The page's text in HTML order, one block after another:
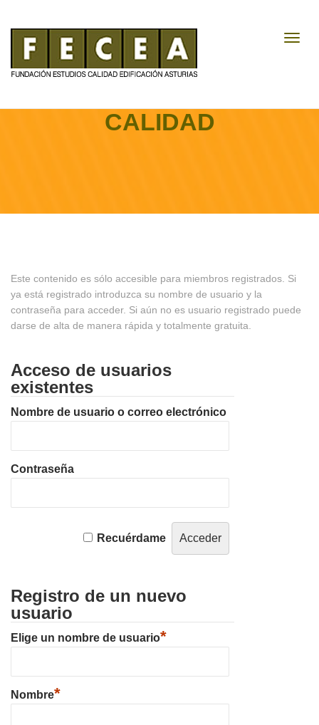
CALIDAD
Este contenido es sólo accesible para miembros registrados. Si
ya está registrado introduzca su nombre de usuario y la
contraseña para acceder. Si aún no es usuario registrado puede
darse de alta de manera rápida y totalmente gratuita.
Acceso de usuarios
existentes
Nombre de usuario o correo electrónico
Contraseña
Recuérdame
Registro de un nuevo
usuario
Elige un nombre de usuario*
Nombre*